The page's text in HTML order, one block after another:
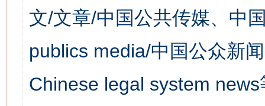
文/文章/中国公共传媒、中
publics media/中国公众新
Chinese legal system